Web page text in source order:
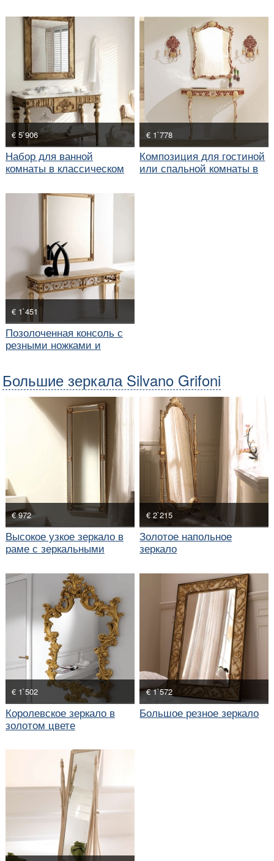
€ 5`906
Набор для ванной
комнаты в классическом
€ 1`778
Композиция для гостиной
или спальной комнаты в
€ 1`451
Позолоченная консоль с
резными ножками и
Большие зеркала Silvano Grifoni
€ 972
Высокое узкое зеркало в
раме с зеркальными
€ 2`215
Золотое напольное
зеркало
€ 1`502
Королевское зеркало в
золотом цвете
€ 1`572
Большое резное зеркало